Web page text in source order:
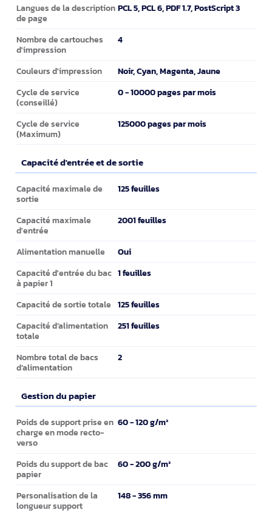
Langues de la description
de page
PCL 5, PCL 6, PDF 1.7, PostScript 3
Nombre de cartouches
d'impression
4
Couleurs d'impression Noir, Cyan, Magenta, Jaune
Cycle de service
(conseillé)
0 - 10000 pages par mois
Cycle de service
(Maximum)
125000 pages par mois
Capacité d'entrée et de sortie
Capacité d'entrée et de sortie
Capacité maximale de
sortie
125 feuilles
Capacité maximale
d'entrée
2001 feuilles
Alimentation manuelle Oui
Capacité d'entrée du bac
à papier 1
1 feuilles
Capacité de sortie totale 125 feuilles
Capacité d’alimentation
totale
251 feuilles
Nombre total de bacs
d’alimentation
2
Gestion du papier
Gestion du papier
Poids de support prise en
charge en mode recto-
verso
60 - 120 g/m²
Poids du support de bac
papier
60 - 200 g/m²
Personalisation de la
longueur support
148 - 356 mm